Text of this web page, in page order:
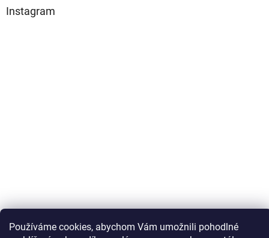
Používáme cookies, abychom Vám umožnili pohodlné
Instagram
Sledovat na Instagramu